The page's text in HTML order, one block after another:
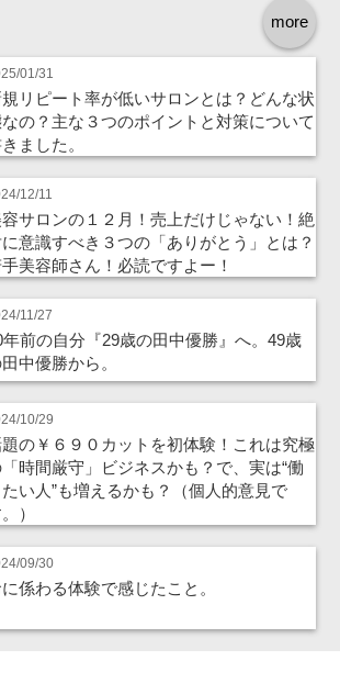
more
01/31
規リピート率が低いサロンとは？どんな状
の？主な３つのポイントと対策について
ました。
12/11
容サロンの１２月！売上だけじゃない！絶
意識すべき３つの「ありがとう」とは？
美容師さん！必読ですよー！
11/27
年前の自分『29歳の田中優勝』へ。49歳
中優勝から。
10/29
の￥６９０カットを初体験！これは究極
時間厳守」ビジネスかも？で、実は“働
たい人”も増えるかも？（個人的意見で
）
09/30
係わる体験で感じたこと。